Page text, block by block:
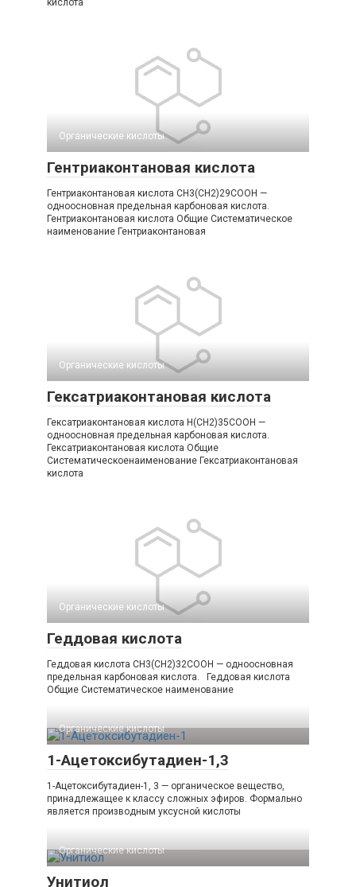
Органические кислоты‎
Гентриаконтановая кислота
Гентриаконтановая кислота CH3(CH2)29COOH —
одноосновная предельная карбоновая кислота.
Гентриаконтановая кислота Общие Систематическое
наименование Гентриаконтановая
Органические кислоты‎
Гексатриаконтановая кислота
Гексатриаконтановая кислота H(CH2)35COOH —
одноосновная предельная карбоновая кислота.
Гексатриаконтановая кислота Общие
Систематическоенаименование Гексатриаконтановая
кислота
Органические кислоты‎
Геддовая кислота
Геддовая кислота CH3(CH2)32COOH — одноосновная
предельная карбоновая кислота. Геддовая кислота
Общие Систематическое наименование
Органические кислоты‎
1-Ацетоксибутадиен-1,3
1-Ацетоксибутадиен-1, 3 — органическое вещество,
принадлежащее к классу сложных эфиров. Формально
является производным уксусной кислоты
Органические кислоты‎
Унитиол